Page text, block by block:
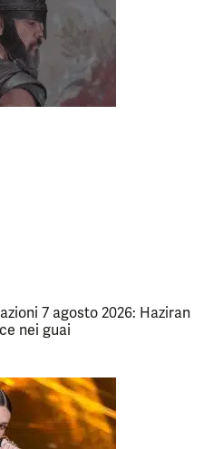
7 agosto 2026: Haziran
nei guai